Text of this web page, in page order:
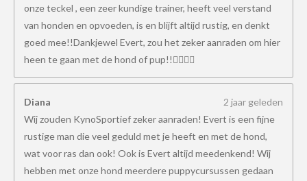
onze teckel , een zeer kundige trainer, heeft veel verstand
van honden en opvoeden, is en blijft altijd rustig, en denkt
goed mee!!Dankjewel Evert, zou het zeker aanraden om hier
heen te gaan met de hond of pup!!👍🏻👍🏻
Diana
2 jaar geleden
Wij zouden KynoSportief zeker aanraden! Evert is een fijne
rustige man die veel geduld met je heeft en met de hond,
wat voor ras dan ook! Ook is Evert altijd meedenkend! Wij
hebben met onze hond meerdere puppycursussen gedaan